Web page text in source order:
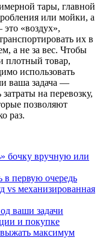
тары, главной
или мойки, а
«воздух»,
их в
а не за вес. Чтобы
плотный товар,
использовать
ваша задача —
на перевозку,
позволяют
раз.
бочку вручную или
в первую очередь
vs механизированная
ваши задачи
и покупке
максимум